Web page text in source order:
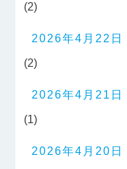
(2)
2026年4月22日
(2)
2026年4月21日
(1)
2026年4月20日